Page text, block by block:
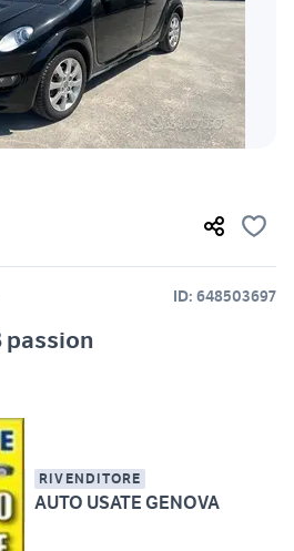
ID: 648503697
passion
RIVENDITORE
AUTO USATE GENOVA